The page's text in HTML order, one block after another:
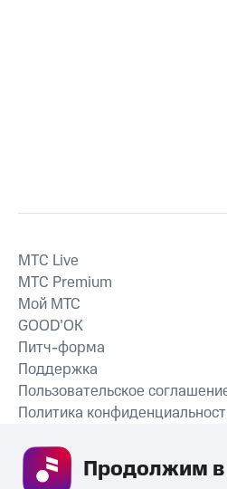
СКАЧАТЬ
MTС Live
MTС Premium
Мой МТС
GOOD’OK
Питч-форма
Поддержка
Пользовательское
Политика